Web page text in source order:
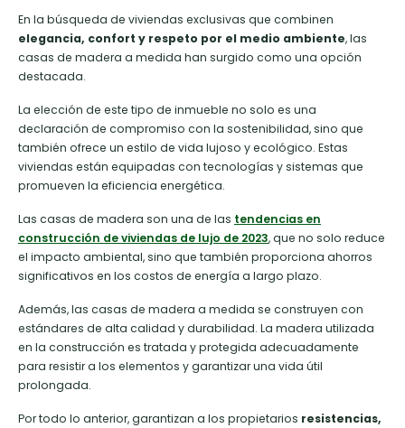
En la búsqueda de viviendas exclusivas que combinen
elegancia, confort y respeto por el medio ambiente, las
casas de madera a medida han surgido como una opción
destacada.
La elección de este tipo de inmueble no solo es una
declaración de compromiso con la sostenibilidad, sino que
también ofrece un estilo de vida lujoso y ecológico. Estas
viviendas están equipadas con tecnologías y sistemas que
promueven la eficiencia energética.
Las casas de madera son una de las tendencias en
construcción de viviendas de lujo de 2023, que no solo reduce
el impacto ambiental, sino que también proporciona ahorros
significativos en los costos de energía a largo plazo.
Además, las casas de madera a medida se construyen con
estándares de alta calidad y durabilidad. La madera utilizada
en la construcción es tratada y protegida adecuadamente
para resistir a los elementos y garantizar una vida útil
prolongada.
Por todo lo anterior, garantizan a los propietarios resistencias,